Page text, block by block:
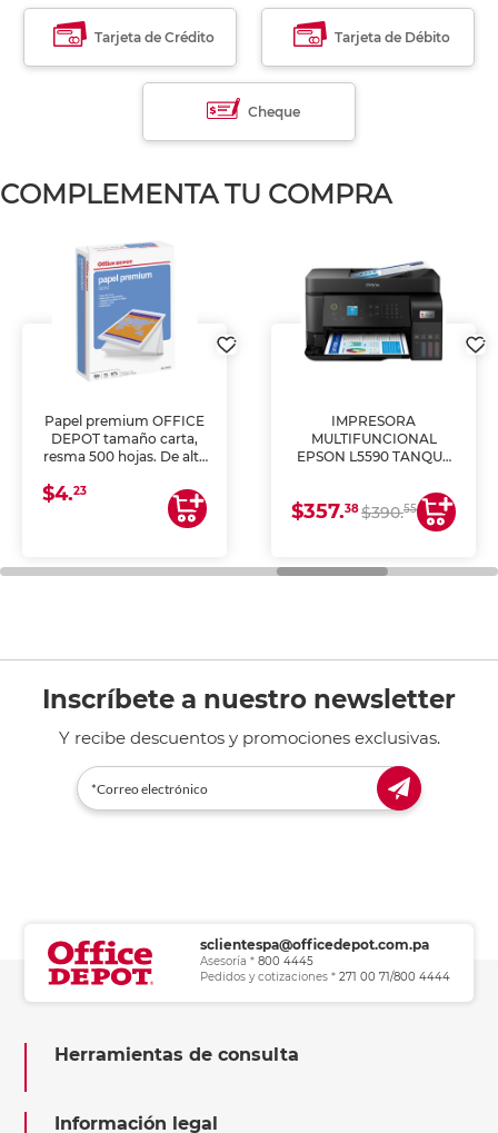
Tarjeta de Crédito Tarjeta de Débito
Cheque
COMPLEMENTA TU COMPRA
Papel premium OFFICE
DEPOT tamaño carta,
resma 500 hojas. De alta
uniforme, ideal para
impresoras de inyección
de tinta y láser,
general de oficina.
$4.23
IMPRESORA
MULTIFUNCIONAL
EPSON L5590 TANQUE
COPIA Y ESCANEA)
$357.38$390.55
Inscríbete a nuestro newsletter
Y recibe descuentos y promociones exclusivas.
sclientespa@officedepot.com.pa
Asesoría * 800 4445
Pedidos y cotizaciones * 271 00 71/800 4444
Herramientas de consulta
Información legal